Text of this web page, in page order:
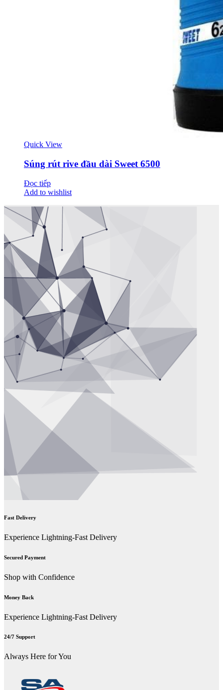
Quick View
Súng rút rive đầu dài Sweet 6500
Đọc tiếp
Add to wishlist
Fast Delivery
Experience Lightning-Fast Delivery
Secured Payment
Shop with Confidence
Money Back
Experience Lightning-Fast Delivery
24/7 Support
Always Here for You